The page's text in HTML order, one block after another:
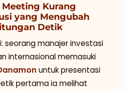
Meeting Kurang
yang Mengubah
Detik
seorang manajer investasi
internasional memasuki
untuk presentasi
pertama ia melihat